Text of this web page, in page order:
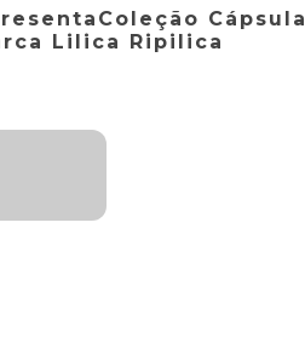
Cápsula
Lilica Ripilica